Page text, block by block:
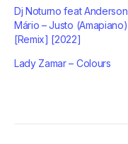
Dj Noturno feat Anderson
Mário – Justo (Amapiano)
[Remix] [2022]
Lady Zamar – Colours